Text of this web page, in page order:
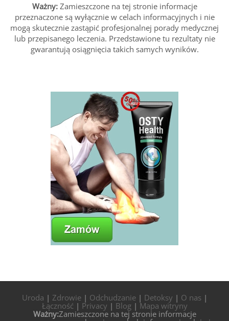
Ważny:Zamieszczone na tej stronie informacje
przeznaczone są wyłącznie w celach informacyjnych i nie
mogą skutecznie zastąpić profesjonalnej porady medycznej
lub przepisanego leczenia. Przedstawione tu rezultaty nie
gwarantują osiągnięcia takich samych wyników.
Uroda | Zdrowie| Odchudzanie| Detoksy | O nas |
Łączność | Privacy | Blog| Mapa witryny
Ważny:Zamieszczone na tej stronie informacje